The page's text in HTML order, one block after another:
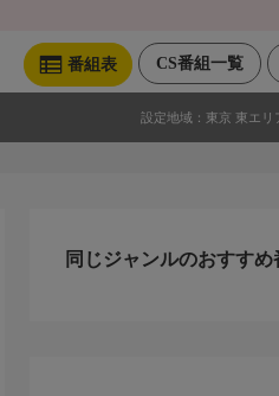
CS番組一覧
番組表
設定地域： 東京 東エリ
同じジャンルのおすすめ